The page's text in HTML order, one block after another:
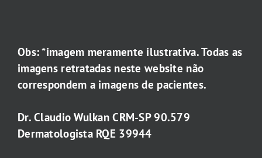
Obs: *imagem meramente ilustrativa. Todas as
imagens retratadas neste website não
correspondem a imagens de pacientes.
Dr. Claudio Wulkan CRM-SP 90.579
Dermatologista RQE 39944